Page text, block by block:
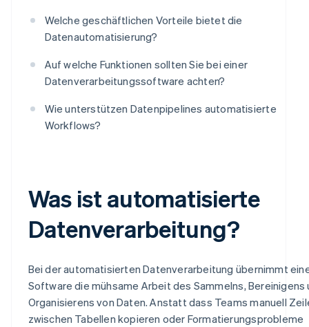
Welche geschäftlichen Vorteile bietet die
Datenautomatisierung?
Auf welche Funktionen sollten Sie bei einer
Datenverarbeitungssoftware achten?
Wie unterstützen Datenpipelines automatisierte
Workflows?
Was ist automatisierte
Datenverarbeitung?
Bei der automatisierten Datenverarbeitung übernimmt
Software die mühsame Arbeit des Sammelns, Bereinigens
Organisierens von Daten. Anstatt dass Teams manuell
zwischen Tabellen kopieren oder Formatierungsprobleme